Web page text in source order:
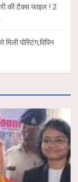
की टैक्स फाइल ! 2
पोस्टिंग,विपिन